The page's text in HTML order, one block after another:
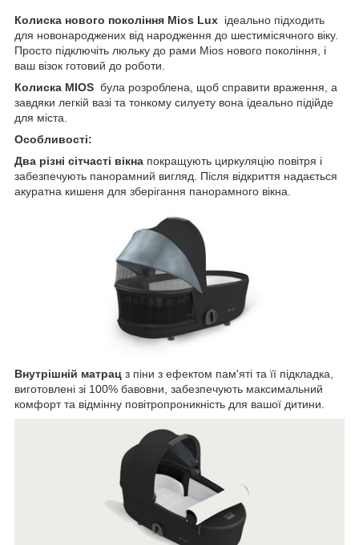
Колиска нового покоління Mios Lux ідеально підходить
для новонароджених від народження до шестимісячного віку.
Просто підключіть люльку до рами Mios нового покоління, і
ваш візок готовий до роботи.
Колиска MIOS була розроблена, щоб справити враження, а
завдяки легкій вазі та тонкому силуету вона ідеально підійде
для міста.
Особливості:
Два різні сітчасті вікна покращують циркуляцію повітря і
забезпечують панорамний вигляд. Після відкриття надається
акуратна кишеня для зберігання панорамного вікна.
Внутрішній матрац з піни з ефектом пам'яті та її підкладка,
виготовлені зі 100% бавовни, забезпечують максимальний
комфорт та відмінну повітропроникність для вашої дитини.